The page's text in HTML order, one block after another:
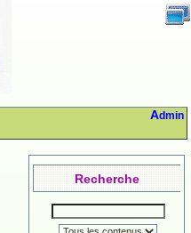
Admin
Recherche